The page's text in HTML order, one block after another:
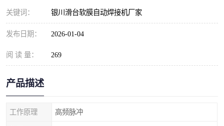
关键词： 银川滑台软膜自动焊接机厂家
发布日期： 2026-01-04
阅 读 量： 269
产品描述
工作原理 高频脉冲